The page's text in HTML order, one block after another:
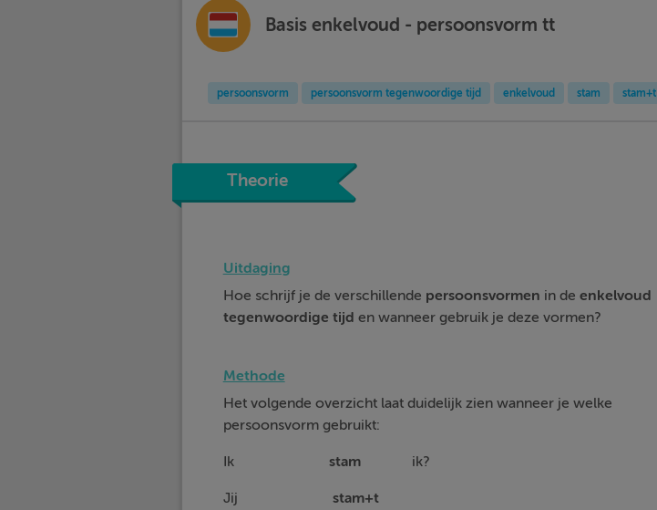
Basis enkelvoud - persoonsvorm tt
persoonsvorm persoonsvorm tegenwoordige tijd enkelvoud stam stam+t
Theorie
Uitdaging
Hoe schrijf je de verschillende persoonsvormen in de enkelvoud
tegenwoordige tijd en wanneer gebruik je deze vormen?
Methode
Het volgende overzicht laat duidelijk zien wanneer je welke
persoonsvorm gebruikt:
Ik stam ik?
Jij stam+t